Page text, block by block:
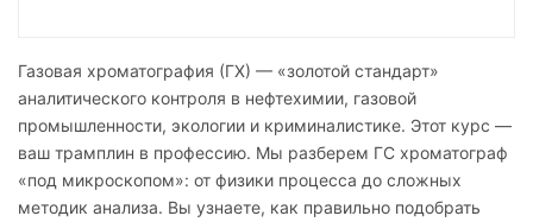
Газовая хроматография (ГХ) — «золотой стандарт»
аналитического контроля в нефтехимии, газовой
промышленности, экологии и криминалистике. Этот курс —
ваш трамплин в профессию. Мы разберем ГС хроматограф
«под микроскопом»: от физики процесса до сложных
методик анализа. Вы узнаете, как правильно подобрать